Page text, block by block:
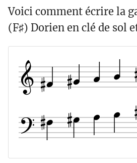
Voici comment écrire la
(F♯) Dorien en clé de sol